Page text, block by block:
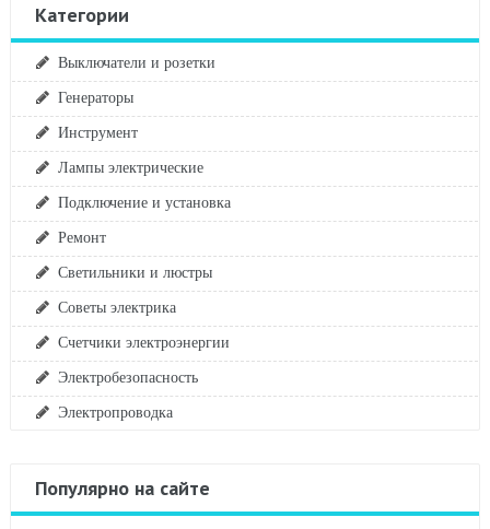
Категории
Выключатели и розетки
Генераторы
Инструмент
Лампы электрические
Подключение и установка
Ремонт
Светильники и люстры
Советы электрика
Счетчики электроэнергии
Электробезопасность
Электропроводка
Популярно на сайте